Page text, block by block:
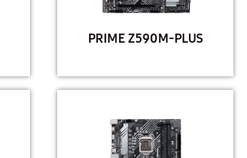
PRIME Z590M-PLUS